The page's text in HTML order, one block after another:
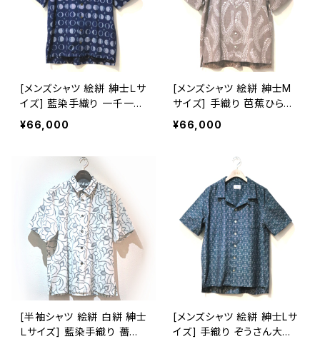
[メンズシャツ 絵絣 紳士Ｌサ
イズ] 藍染手織り 一千一夜
柄 久留米絣使用 池田絣工
房 開襟シャツ 半袖
¥66,000
[メンズシャツ 絵絣 紳士M
サイズ] 手織り 芭蕉ひらり
柄 久留米絣使用 池田絣工
房 開襟シャツ 半袖
¥66,000
[半袖シャツ 絵絣 白絣 紳士
Ｌサイズ] 藍染手織り 薔薇
[メンズシャツ 絵絣 紳士Lサ
イズ] 手織り ぞうさん大行